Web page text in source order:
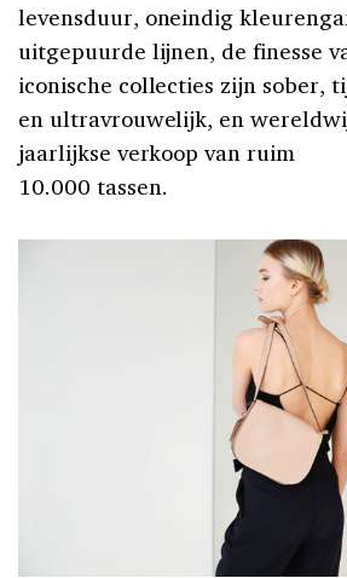
levensduur, oneindig
uitgepuurde lijnen, de finesse
iconische collecties zijn sober,
en ultravrouwelijk, en
jaarlijkse verkoop van ruim
10.000 tassen.